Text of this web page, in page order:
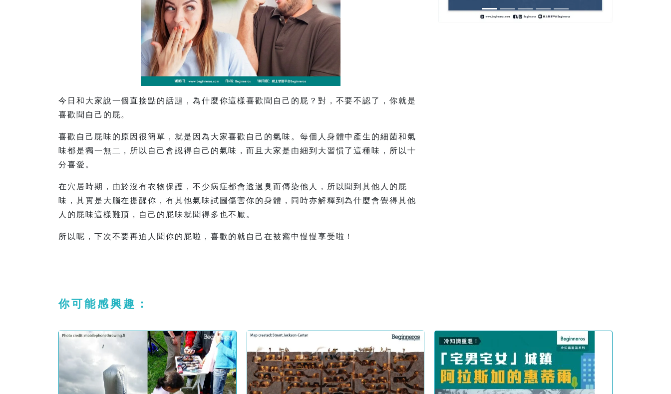
今日和大家說一個直接點的話題，為什麼你這樣喜歡聞自己的屁？對，不要不認了，你就是
喜歡聞自己的屁。
喜歡自己屁味的原因很簡單，就是因為大家喜歡自己的氣味。每個人身體中產生的細菌和氣
味都是獨一無二，所以自己會認得自己的氣味，而且大家是由細到大習慣了這種味，所以十
分喜愛。
在穴居時期，由於沒有衣物保護，不少病症都會透過臭而傳染他人，所以聞到其他人的屁
味，其實是大腦在提醒你，有其他氣味試圖傷害你的身體，同時亦解釋到為什麼會覺得其他
人的屁味這樣難頂，自己的屁味就聞得多也不厭。
所以呢，下次不要再迫人聞你的屁啦，喜歡的就自己在被窩中慢慢享受啦！
你可能感興趣：